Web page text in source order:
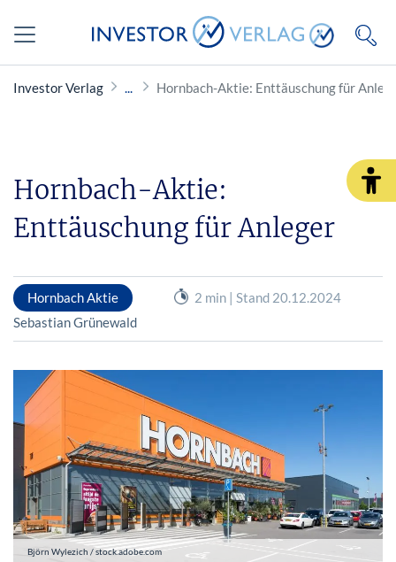
Investor Verlag Hornbach-Aktie: Enttäuschung für
Hornbach-Aktie:
Enttäuschung für Anleger
Hornbach Aktie
2 min | Stand 20.12.2024
Sebastian Grünewald
Björn Wylezich / stock.adobe.com